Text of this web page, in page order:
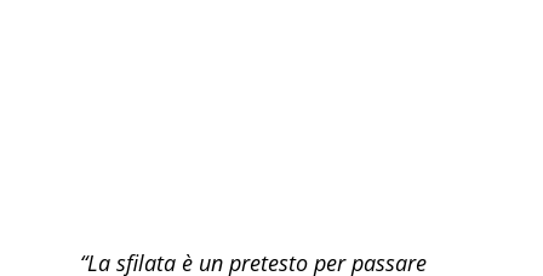
“La sfilata è un pretesto per passare